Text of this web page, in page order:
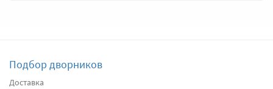
Подробнее
Подбор дворников
Доставка